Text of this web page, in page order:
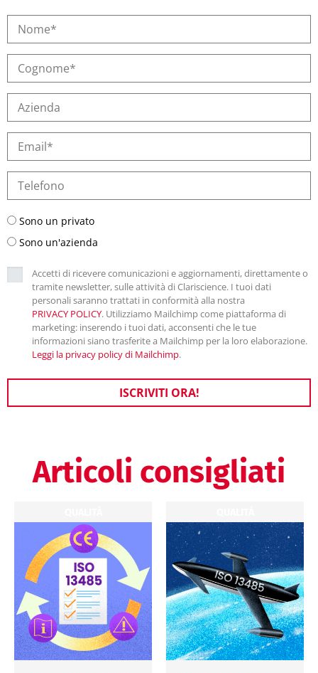
Sono un privato
Sono un'azienda
Accetti di ricevere comunicazioni e aggiornamenti, direttamente o
tramite newsletter, sulle attività di Clariscience. I tuoi dati
personali saranno trattati in conformità alla nostra
PRIVACY POLICY. Utilizziamo Mailchimp come piattaforma di
marketing: inserendo i tuoi dati, acconsenti che le tue
informazioni siano trasferite a Mailchimp per la loro elaborazione.
Leggi la privacy policy di Mailchimp.
ISCRIVITI ORA!
Articoli consigliati